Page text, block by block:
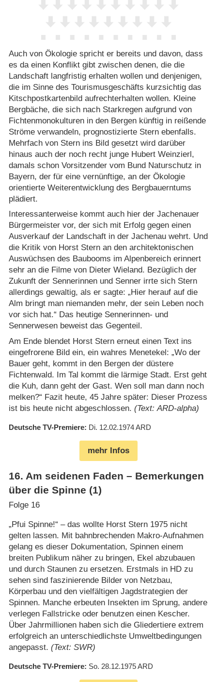
Auch von Ökologie spricht er bereits und davon, dass
es da einen Konflikt gibt zwischen denen, die die
Landschaft langfristig erhalten wollen und denjenigen,
die im Sinne des Tourismusgeschäfts kurzsichtig das
Kitschpostkartenbild aufrechterhalten wollen. Kleine
Bergbäche, die sich nach Starkregen aufgrund von
Fichtenmonokulturen in den Bergen künftig in reißende
Ströme verwandeln, prognostizierte Stern ebenfalls.
Mehrfach von Stern ins Bild gesetzt wird darüber
hinaus auch der noch recht junge Hubert Weinzierl,
damals schon Vorsitzender vom Bund Naturschutz in
Bayern, der für eine vernünftige, an der Ökologie
orientierte Weiterentwicklung des Bergbauerntums
plädiert.
Interessanterweise kommt auch hier der Jachenauer
Bürgermeister vor, der sich mit Erfolg gegen einen
Ausverkauf der Landschaft in der Jachenau wehrt. Und
die Kritik von Horst Stern an den architektonischen
Auswüchsen des Baubooms im Alpenbereich erinnert
sehr an die Filme von Dieter Wieland. Bezüglich der
Zukunft der Sennerinnen und Senner irrte sich Stern
allerdings gewaltig, als er sagte: „Hier herauf auf die
Alm bringt man niemanden mehr, der sein Leben noch
vor sich hat.“ Das heutige Sennerinnen- und
Sennerwesen beweist das Gegenteil.
Am Ende blendet Horst Stern erneut einen Text ins
eingefrorene Bild ein, ein wahres Menetekel: „Wo der
Bauer geht, kommt in den Bergen der düstere
Fichtenwald. Im Tal kommt die lärmige Stadt. Erst geht
die Kuh, dann geht der Gast. Wen soll man dann noch
melken?“ Fazit heute, 45 Jahre später: Dieser Prozess
ist bis heute nicht abgeschlossen. (Text: ARD-alpha)
Deutsche TV-Premiere Di. 12.02.1974ARD
mehr Infos
16. Am seidenen Faden – Bemerkungen
über die Spinne (1)
Folge 16
„Pfui Spinne!“ – das wollte Horst Stern 1975 nicht
gelten lassen. Mit bahnbrechenden Makro-Aufnahmen
gelang es dieser Dokumentation, Spinnen einem
breiten Publikum näher zu bringen, Ekel abzubauen
und durch Staunen zu ersetzen. Erstmals in HD zu
sehen sind faszinierende Bilder von Netzbau,
Körperbau und den vielfältigen Jagdstrategien der
Spinnen. Manche erbeuten Insekten im Sprung, andere
verlegen Fallstricke oder benutzen einen Kescher.
Über Jahrmillionen haben sich die Gliedertiere extrem
erfolgreich an unterschiedlichste Umweltbedingungen
angepasst. (Text: SWR)
Deutsche TV-Premiere So. 28.12.1975ARD